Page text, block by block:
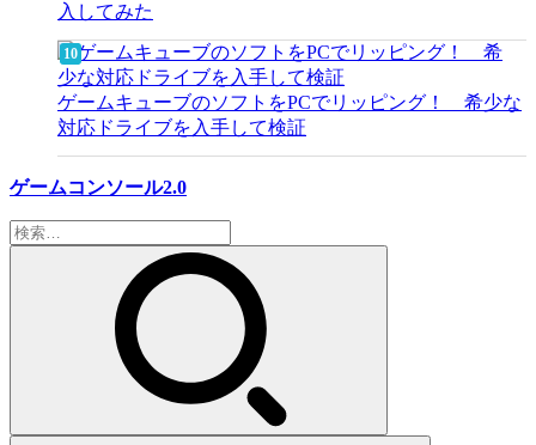
入してみた
ゲームキューブのソフトをPCでリッピング！ 希少な
対応ドライブを入手して検証
ゲームコンソール2.0
検
索: